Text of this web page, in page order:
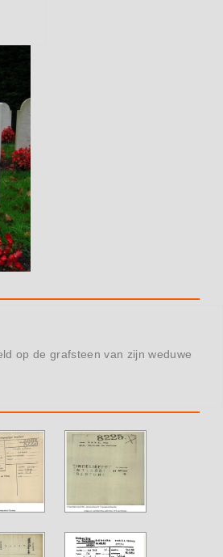
op de grafsteen van zijn weduwe